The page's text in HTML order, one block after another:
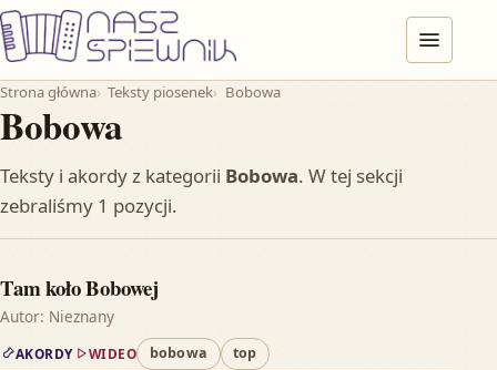
Przejdź do treści
Strona główna Teksty piosenek Bobowa
Bobowa
Teksty i akordy z kategorii Bobowa. W tej sekcji
zebraliśmy 1 pozycji.
Tam koło Bobowej
Autor: Nieznany
AKORDY WIDEO bobowa top